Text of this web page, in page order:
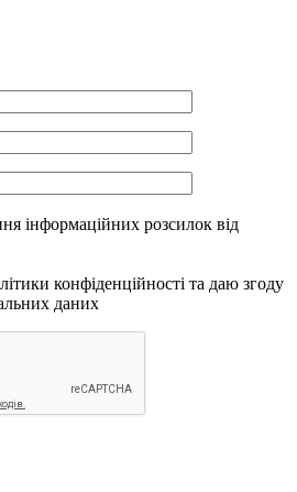
інформаційних розсилок від
конфіденційності та даю згоду
даних